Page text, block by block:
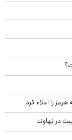
را اعلام کرد